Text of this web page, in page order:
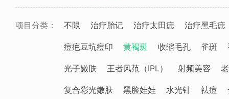
项目分类： 不限 治疗胎记 治疗太田痣 治疗黑毛痣
痘疤豆坑痘印 黄褐斑 收缩毛孔 雀斑
光子嫩肤 王者风范（IPL） 射频美容
复合彩光嫩肤 黑脸娃娃 水光针 祛痘